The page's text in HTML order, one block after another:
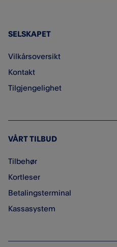
SELSKAPET
Vilkårsoversikt
Kontakt
Tilgjengelighet
VÅRT TILBUD
Tilbehør
Kortleser
Betalingsterminal
Kassasystem